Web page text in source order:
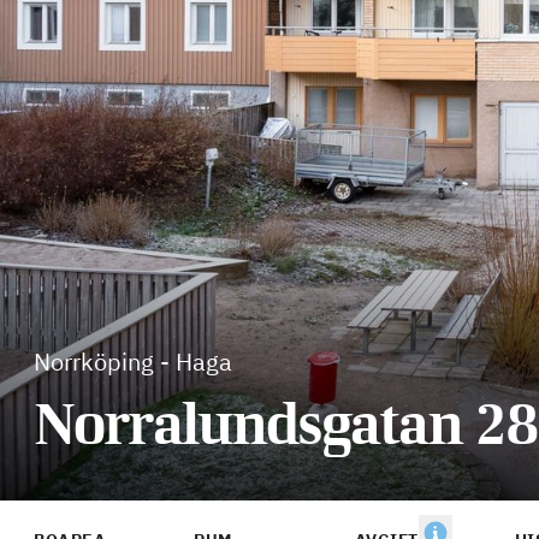
Norrköping - Haga
Norralundsgatan 28